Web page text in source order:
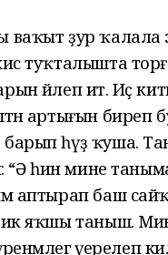
ваҡыт ҙур ҡалала
туҡталышта
йәлеп итә. Иҫ
артығын биреп
һүҙ ҡуша.
“Ә һин мине
аптырап баш
яҡшы таныш.
әүерелеп